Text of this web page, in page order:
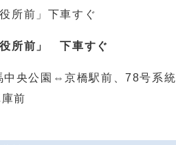
所前」下車すぐ
所前」 下車すぐ
園⇔京橋駅前、78号系統
前